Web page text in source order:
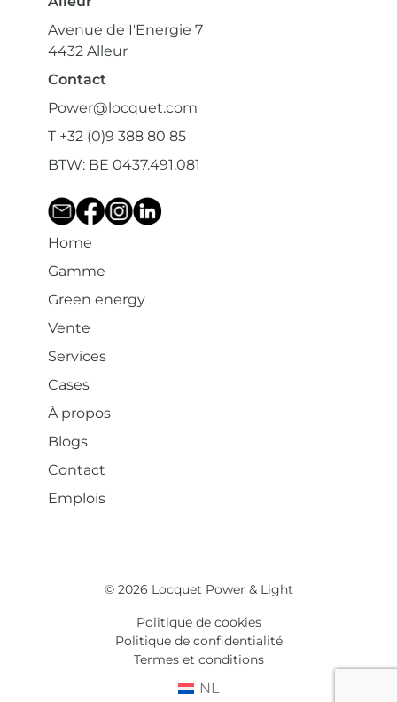
Avenue de I'Energie 7
4432 Alleur
Contact
Power@locquet.com
T +32 (0)9 388 80 85
BTW: BE 0437.491.081
Home
Gamme
Green energy
Vente
Services
Cases
À propos
Blogs
Contact
Emplois
© 2026 Locquet Power & Light
Politique de cookies
Politique de confidentialité
Termes et conditions
NL